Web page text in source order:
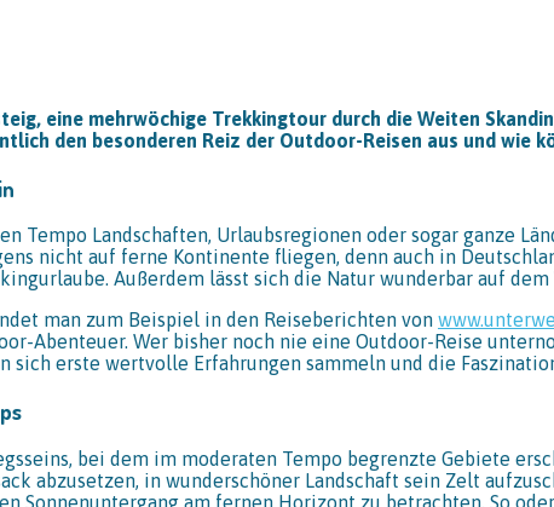
eine mehrwöchige Trekkingtour durch die Weiten
den besonderen Reiz der Outdoor-Reisen aus und wie
Tempo Landschaften, Urlaubsregionen oder sogar ganze
nicht auf ferne Kontinente fliegen, denn auch in
Außerdem lässt sich die Natur wunderbar auf
man zum Beispiel in den Reiseberichten von
Abenteuer. Wer bisher noch nie eine Outdoor-Reise
sich erste wertvolle Erfahrungen sammeln und die
bei dem im moderaten Tempo begrenzte Gebiete
abzusetzen, in wunderschöner Landschaft sein Zelt
Sonnenuntergang am fernen Horizont zu betrachten. So